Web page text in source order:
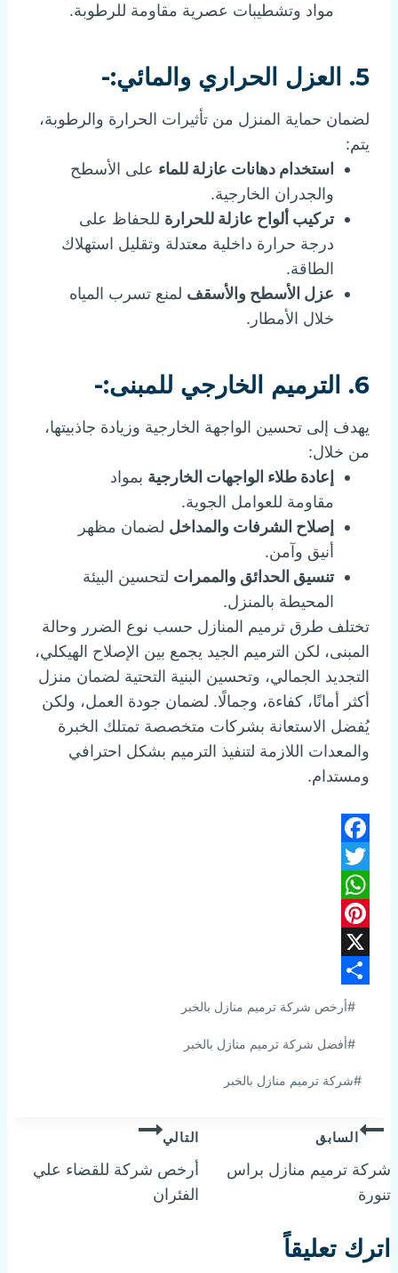
مواد وتشطيبات عصرية مقاومة للرطوبة.
5. العزل الحراري والمائي:-
لضمان حماية المنزل من تأثيرات الحرارة والرطوبة،
يتم:
استخدام دهانات عازلة للماء على الأسطح
والجدران الخارجية.
تركيب ألواح عازلة للحرارة للحفاظ على
درجة حرارة داخلية معتدلة وتقليل استهلاك
الطاقة.
عزل الأسطح والأسقف لمنع تسرب المياه
خلال الأمطار.
6. الترميم الخارجي للمبنى:-
يهدف إلى تحسين الواجهة الخارجية وزيادة جاذبيتها،
من خلال:
إعادة طلاء الواجهات الخارجية بمواد
مقاومة للعوامل الجوية.
إصلاح الشرفات والمداخل لضمان مظهر
أنيق وآمن.
تنسيق الحدائق والممرات لتحسين البيئة
المحيطة بالمنزل.
تختلف طرق ترميم المنازل حسب نوع الضرر وحالة
المبنى، لكن الترميم الجيد يجمع بين الإصلاح الهيكلي،
التجديد الجمالي، وتحسين البنية التحتية لضمان منزل
أكثر أمانًا، كفاءة، وجمالًا. لضمان جودة العمل، ولكن
يُفضل الاستعانة بشركات متخصصة تمتلك الخبرة
والمعدات اللازمة لتنفيذ الترميم بشكل احترافي
ومستدام.
Facebook
Twitter
WhatsApp
Pinterest
X
Share
وسوم
المقال:
#أرخص شركة ترميم منازل بالخبر
#أفضل شركة ترميم منازل بالخبر
#شركة ترميم منازل بالخبر
تصفّح
المقالات
السابق
شركة ترميم منازل براس
تنورة
التالي
أرخص شركة للقضاء علي
الفئران
اترك تعليقاً